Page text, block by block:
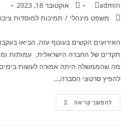
admin
אוקטובר 18, 2023
משפט מינהלי / תמיכות למוסדות
האירועים הקשים בעוטף עזה, הביאו
תקדים של החברה הישראלית. עמותות
מה שהממשלה היתה אמורה לעשות בימים
להפיץ סרטוני הסברה,…
להמשך קריאה